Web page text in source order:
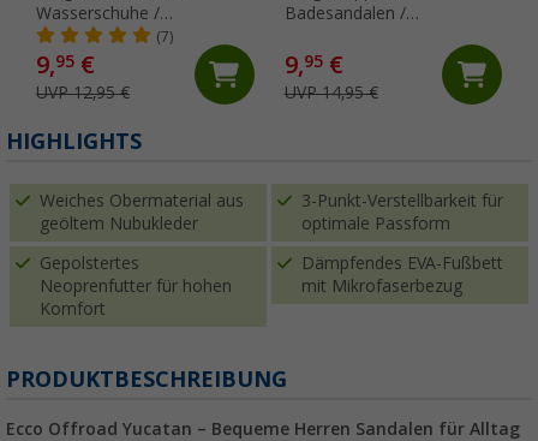
Wasserschuhe /
Neoprenschuhe(7)
9,95 €
UVP 12,95 €
Badesandalen /
9,95€
UVP 14,95 €
HIGHLIGHTS
Weiches Obermaterial aus
geöltem Nubukleder
3-Punkt-Verstellbarkeit für
optimale Passform
Gepolstertes
Neoprenfutter für hohen
Komfort
Dämpfendes EVA-Fußbett
mit Mikrofaserbezug
PRODUKTBESCHREIBUNG
Ecco Offroad Yucatan – Bequeme Herren Sandalen für Alltag